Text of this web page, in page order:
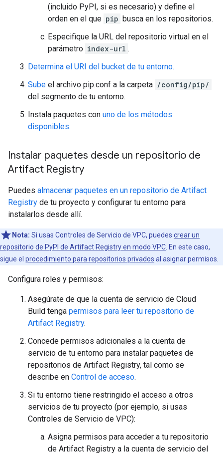
(incluido PyPI, si es necesario) y define el
orden en el que pip busca en los repositorios.
Especifique la URL del repositorio virtual en el
parámetro index-url .
Determina el URI del bucket de tu entorno.
Sube el archivo pip.conf a la carpeta /config/pip/
del segmento de tu entorno.
Instala paquetes con uno de los métodos
disponibles.
Instalar paquetes desde un repositorio de
Artifact Registry
Puedes almacenar paquetes en un repositorio de Artifact
Registry de tu proyecto y configurar tu entorno para
instalarlos desde allí.
Nota: Si usas Controles de Servicio de VPC, puedes crear un
repositorio de PyPI de Artifact Registry en modo VPC . En este caso,
sigue el procedimiento para repositorios privados al asignar permisos.
Configura roles y permisos:
Asegúrate de que la cuenta de servicio de Cloud
Build tenga permisos para leer tu repositorio de
Artifact Registry.
Concede permisos adicionales a la cuenta de
servicio de tu entorno para instalar paquetes de
repositorios de Artifact Registry, tal como se
describe en Control de acceso.
Si tu entorno tiene restringido el acceso a otros
servicios de tu proyecto (por ejemplo, si usas
Controles de Servicio de VPC):
Asigna permisos para acceder a tu repositorio
de Artifact Registry a la cuenta de servicio del